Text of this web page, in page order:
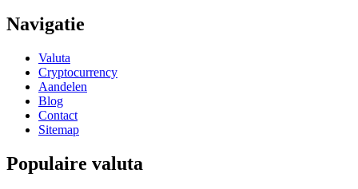
Navigatie
Valuta
Cryptocurrency
Aandelen
Blog
Contact
Sitemap
Populaire valuta